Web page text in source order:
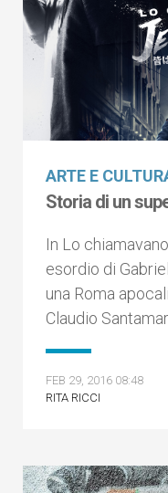
ARTE E
Storia di un
In Lo
esordio di
una Roma
Claudio
FEB 29, 2016 08:48
RITA RICCI